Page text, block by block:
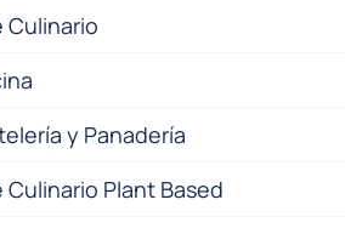
Culinario
y Panadería
Plant Based